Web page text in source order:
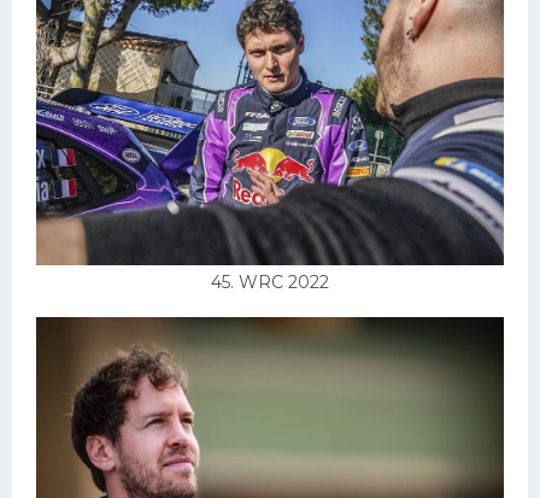
45. WRC 2022